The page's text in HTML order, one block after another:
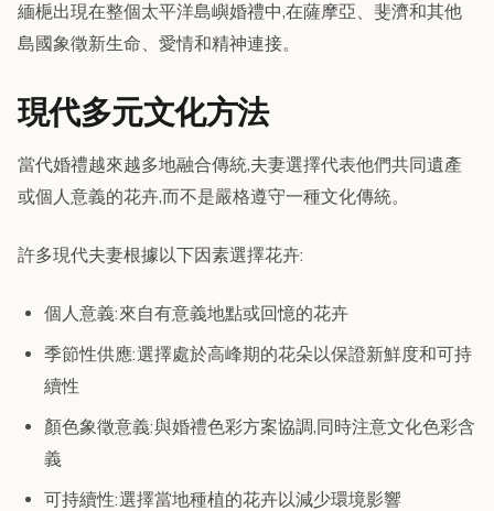
緬梔出現在整個太平洋島嶼婚禮中,在薩摩亞、斐濟和其他
島國象徵新生命、愛情和精神連接。
現代多元文化方法
當代婚禮越來越多地融合傳統,夫妻選擇代表他們共同遺產
或個人意義的花卉,而不是嚴格遵守一種文化傳統。
許多現代夫妻根據以下因素選擇花卉:
個人意義:來自有意義地點或回憶的花卉
季節性供應:選擇處於高峰期的花朵以保證新鮮度和可持
續性
顏色象徵意義:與婚禮色彩方案協調,同時注意文化色彩含
義
可持續性:選擇當地種植的花卉以減少環境影響